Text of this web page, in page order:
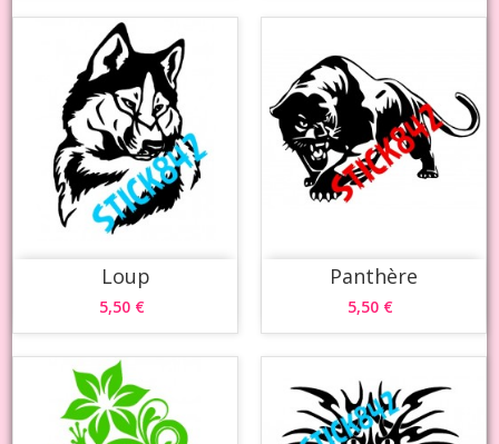
Loup
5,50 €
Panthère
5,50 €